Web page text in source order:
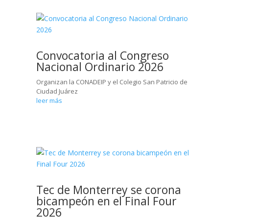
Convocatoria al Congreso
Nacional Ordinario 2026
Organizan la CONADEIP y el Colegio San Patricio de
Ciudad Juárez
leer más
Tec de Monterrey se corona
bicampeón en el Final Four
2026